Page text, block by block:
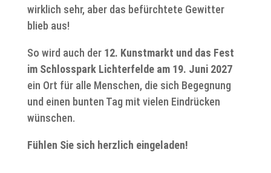
wirklich sehr, aber das befürchtete Gewitter
blieb aus!
So wird auch der 12. Kunstmarkt und das Fest
im Schlosspark Lichterfelde am 19. Juni 2027
ein Ort für alle Menschen, die sich Begegnung
und einen bunten Tag mit vielen Eindrücken
wünschen.
Fühlen Sie sich herzlich eingeladen!